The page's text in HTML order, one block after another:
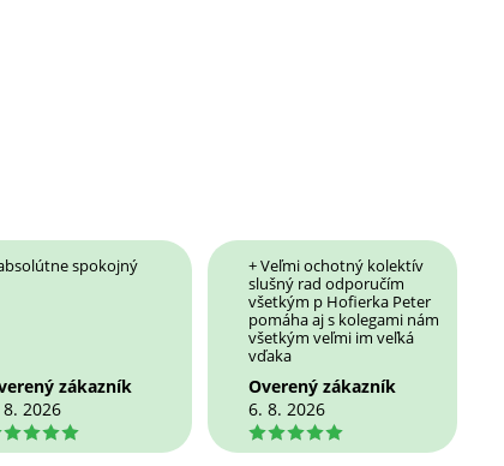
spokojný
zákazník
2026
+ Veľmi ochotný kolektív
slušný rad odporučím
všetkým p Hofierka Peter
pomáha aj s kolegami nám
všetkým veľmi im veľká
vďaka
Overený zákazník
6. 8. 2026
5